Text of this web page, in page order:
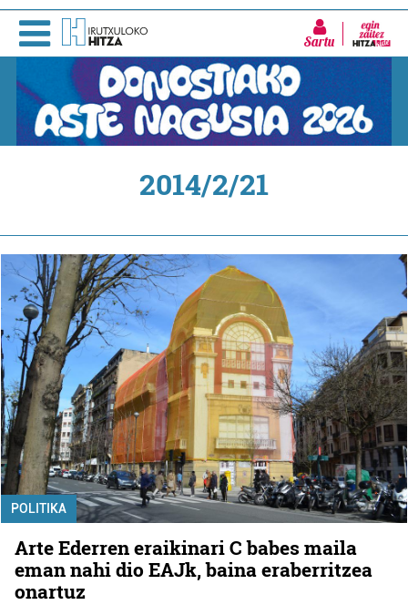
Sartu
2014/2/21
POLITIKA
Arte Ederren eraikinari C babes maila
eman nahi dio EAJk, baina eraberritzea
onartuz